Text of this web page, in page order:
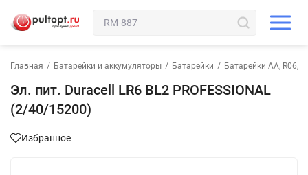
Главная / Батарейки и аккумуляторы / Батарейки / Батарейки AA, R06,
Эл. пит. Duracell LR6 BL2 PROFESSIONAL
(2/40/15200)
Избранное